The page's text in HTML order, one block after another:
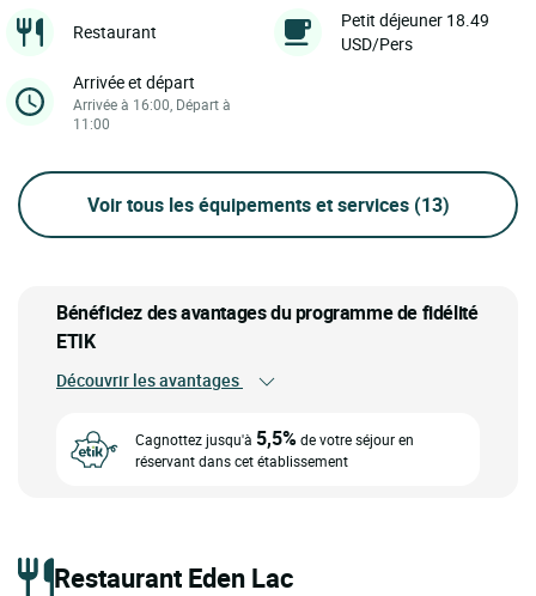
Restaurant
Petit déjeuner 18.49
USD/Pers
Arrivée et départ
Arrivée à 16:00, Départ à
11:00
Voir tous les équipements et services (13)
Bénéficiez des avantages du programme de fidélité
ETIK
Découvrir les avantages
Cagnottez jusqu'à 5,5%de votre séjour en
réservant dans cet établissement
Restaurant Eden Lac